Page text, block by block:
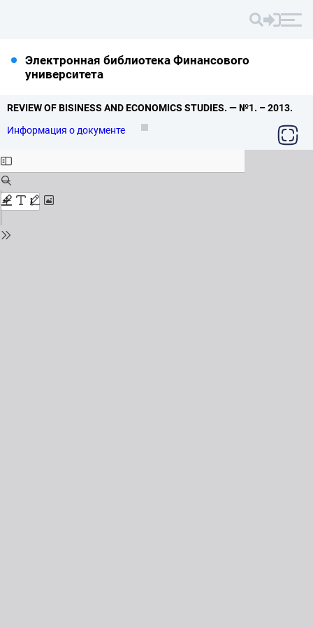
Электронная библиотека Финансового
университета
REVIEW OF BISINESS AND ECONOMICS STUDIES. — №1. – 2013.
Информация о документе